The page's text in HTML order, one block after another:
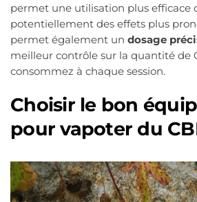
permet une utilisation plus efficace
potentiellement des effets plus
permet également un dosage
meilleur contrôle sur la quantité de
consommez à chaque session.
Choisir le bon
pour vapoter du